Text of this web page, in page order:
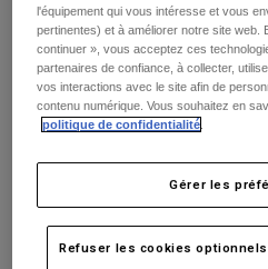
Protections
Masques
Pièces de rechange
Masques
Chaussettes
Sacs et accessoires
Sweats et Pulls
Vestes
Pantalons
Chemises
Enfants
Casques
Maillots
Pantalons
Gants
Masques
Tee-Shirt Premium
l'équipement qui vous intéresse et vous
pertinentes) et à améliorer notre site web.
continuer », vous acceptez ces
partenaires de confiance, à collecter,
vos interactions avec le site afin de
contenu numérique. Vous souhaitez en
politique de confidentialité
Gérer les
Refuser les cookies optionnels